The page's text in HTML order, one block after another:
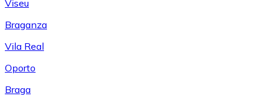
Viseu
Braganza
Vila Real
Oporto
Braga